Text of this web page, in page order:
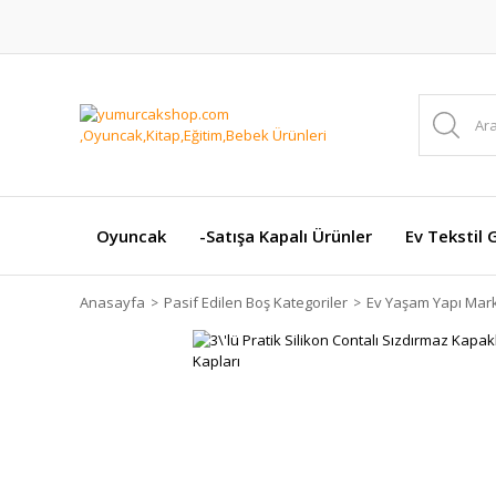
Oyuncak -Satışa Kapalı Ürünler Ev Tekstil
Anasayfa Pasif Edilen Boş Kategoriler Ev Yaşam Yapı